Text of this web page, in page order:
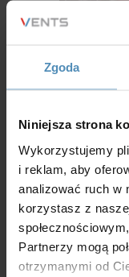
Zgoda
Niniejsza strona
Wykorzystujemy
i reklam, aby
analizować ruch w
korzystasz z
Partnerzy mogą
otrzymanymi od